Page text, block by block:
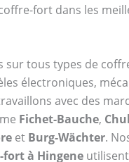
fort dans les
sur tous types de
électroniques,
avec des
Fichet-Bauche,
et Burg-Wächter.
à Hingene